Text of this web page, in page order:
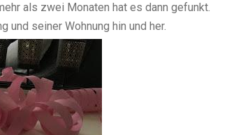
als zwei Monaten hat es dann gefunkt.
und seiner Wohnung hin und her.